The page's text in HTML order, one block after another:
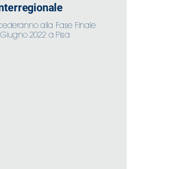
alla Fase Finale
2022 a Pisa